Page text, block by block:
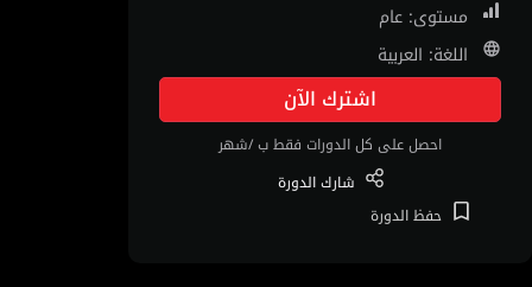
مستوى: عام
اللغة: العربية
اشترك الآن
احصل على كل الدورات فقط ب /شهر
شاركالدورة
حفظالدورة